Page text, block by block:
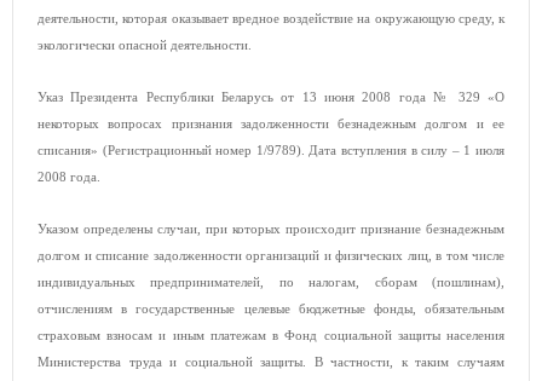
деятельности, которая оказывает вредное воздействие на окружающую среду, к
экологически опасной деятельности.
Указ Президента Республики Беларусь от 13 июня 2008 года № 329 «О
некоторых вопросах признания задолженности безнадежным долгом и ее
списания» (Регистрационный номер 1/9789). Дата вступления в силу – 1 июля
2008 года.
Указом определены случаи, при которых происходит признание безнадежным
долгом и списание задолженности организаций и физических лиц, в том числе
индивидуальных предпринимателей, по налогам, сборам (пошлинам),
отчислениям в государственные целевые бюджетные фонды, обязательным
страховым взносам и иным платежам в Фонд социальной защиты населения
Министерства труда и социальной защиты. В частности, к таким случаям